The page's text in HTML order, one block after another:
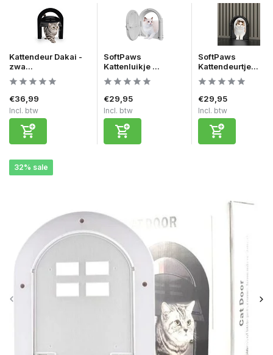
32% sale
Kattendeur Dakai -
zwa...
€36,99
Incl. btw
SoftPaws
Kattenluikje ...
€29,95
Incl. btw
SoftPaws
Kattendeurtje...
€29,95
Incl. btw